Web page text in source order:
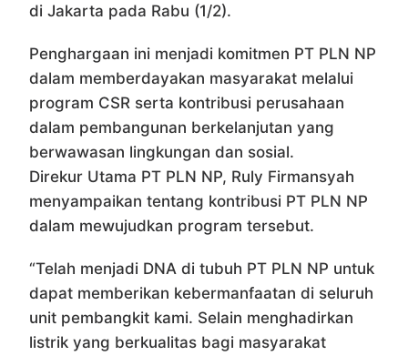
di Jakarta pada Rabu (1/2).
Penghargaan ini menjadi komitmen PT PLN NP
dalam memberdayakan masyarakat melalui
program CSR serta kontribusi perusahaan
dalam pembangunan berkelanjutan yang
berwawasan lingkungan dan sosial.
Direkur Utama PT PLN NP, Ruly Firmansyah
menyampaikan tentang kontribusi PT PLN NP
dalam mewujudkan program tersebut.
“Telah menjadi DNA di tubuh PT PLN NP untuk
dapat memberikan kebermanfaatan di seluruh
unit pembangkit kami. Selain menghadirkan
listrik yang berkualitas bagi masyarakat